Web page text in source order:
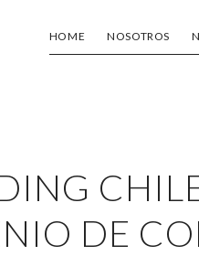
HOME NOSOTROS
DE